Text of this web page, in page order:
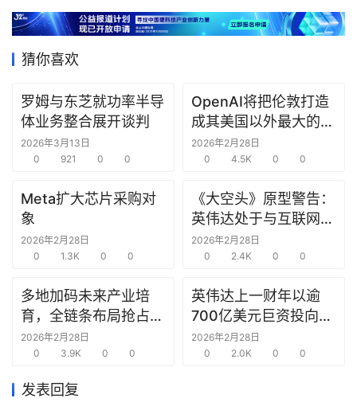
经
数
研
选
报
告
创
投
之
商
机
链
猜你喜欢
罗姆与东芝就功率半导
体业务整合展开谈判
2026年3月13日
0
921 0 0
OpenAI将把伦敦打造
成其美国以外最大的研
究中心
2026年2月28日
0
4.5K 0 0
Meta扩大芯片采购对
象
2026年2月28日
0
1.3K 0 0
《大空头》原型警告：
英伟达处于与互联网泡
沫时期思科同样的“危
险境地”
2026年2月28日
0
2.4K 0 0
多地加码未来产业培
育，全链条布局抢占新
赛道先机
2026年2月28日
0
3.9K 0 0
英伟达上一财年以逾
700亿美元巨资投向合
作方，竭力巩固AI芯片
需求
2026年2月28日
0
2.0K 0 0
发表回复